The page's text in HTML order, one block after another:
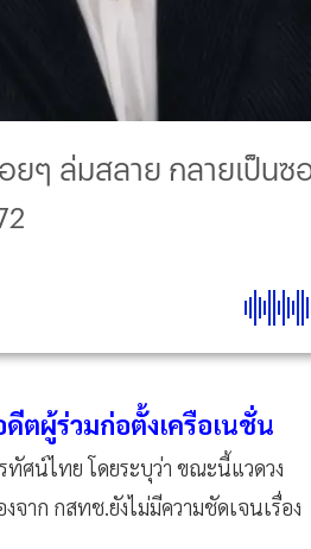
ๆ ล่มสลาย กลายเป็น
ตผู้ร่วมก่อตั้งเครือเนชั่น
ทัศน์ไทย โดยระบุว่า ขณะนี้แวดวง
จาก กสทช.ยังไม่มีความชัดเจนเรื่อง